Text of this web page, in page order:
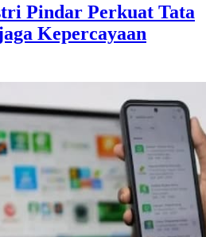
Pindar Perkuat Tata
Kepercayaan